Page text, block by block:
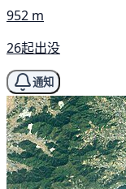
952 m
26起出没
通知